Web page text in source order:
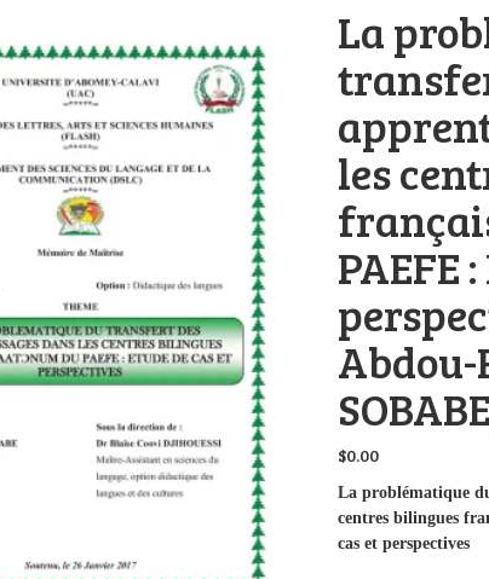
La
les
PAEFE
Abdou-
$0.00
La problématique
centres bilingues
cas et perspectives